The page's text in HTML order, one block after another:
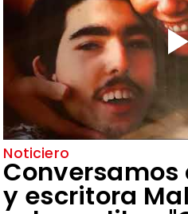
Noticiero
Conversamos
y escritora